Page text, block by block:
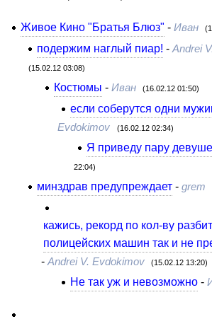
Живое Кино "Братья Блюз" - Иван
подержим наглый пиар! -Andrei
(15.02.12 03:08)
Костюмы - Иван (16.02.12 01:50)
если соберутся одни
Evdokimov
(16.02.12 02:34)
Я приведу пару
22:04)
минздрав предупреждает -grem
кажись, рекорд по кол-ву
полицейских машин так и не
- Andrei V. Evdokimov (15.02.12 13:20)
Не так уж и невозможно-